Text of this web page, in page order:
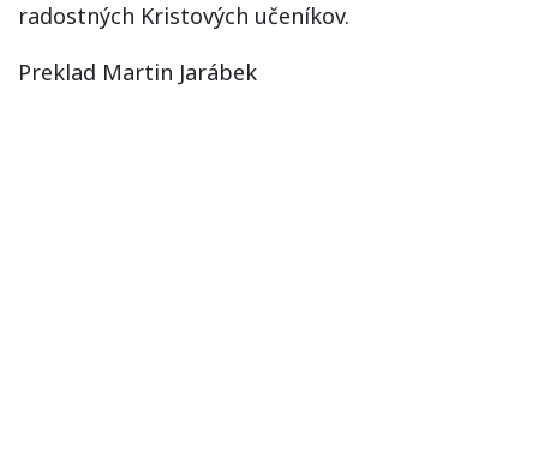
radostných Kristových učeníkov.
Preklad Martin Jarábek